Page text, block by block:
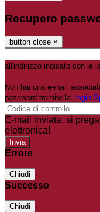
Recupero
button close ×
all'indirizzo indicato con le
Non hai una e-mail
password tramite la Login
E-mail inviata, si
elettronica!
Errore
Chiudi
Successo
Chiudi